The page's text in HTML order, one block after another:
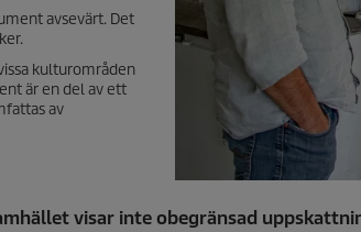
avsevärt. Det
kulturområden
är en del av ett
av
visar inte obegränsad